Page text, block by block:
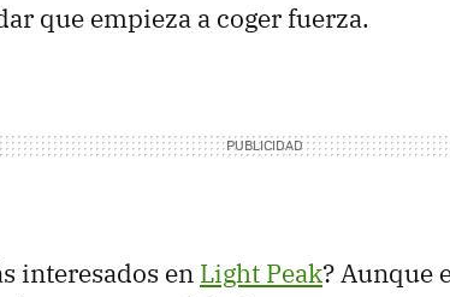
que empieza a coger fuerza.
interesados en Light Peak? Aunque